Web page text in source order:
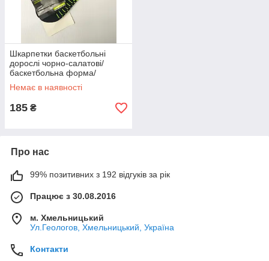
Шкарпетки баскетбольні
дорослі чорно-салатові/
баскетбольна форма/
баскетбол/одягу
баскетболіста/спорт
Немає в наявності
185 ₴
Про нас
99% позитивних з 192 відгуків за рік
Працює з 30.08.2016
м. Хмельницький
Ул.Геологов, Хмельницький, Україна
Контакти